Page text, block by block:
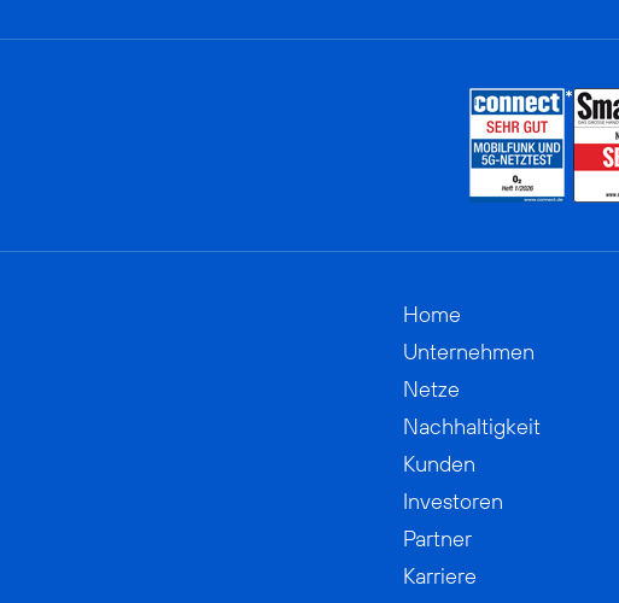
Home
Unternehmen
Netze
Nachhaltigkeit
Kunden
Investoren
Partner
Karriere